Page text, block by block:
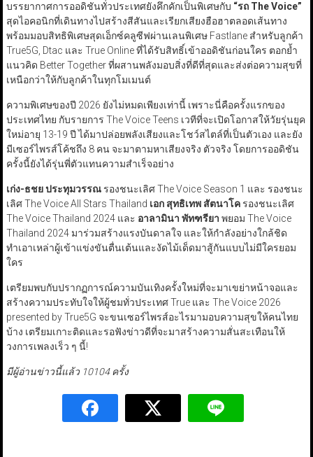
บรรยากาศการออดิชันทั่วประเทศยังคึกคักเป็นพิเศษกับ “รถ The Voice”
สุดไอคอนิกที่เดินทางไปสร้างสีสันและเรียกเสียงฮือฮาตลอดเส้นทาง
พร้อมมอบสิทธิพิเศษสุดเอ็กซ์คลูซีฟผ่านเลนพิเศษ Fastlane สำหรับลูกค้า
True5G, Dtac และ True Online ที่ได้รับสิทธิ์เข้าออดิชันก่อนใคร ตอกย้ำ
แนวคิด Better Together ที่ผสานพลังมอบสิ่งที่ดีที่สุดและส่งต่อความสุขที่
เหนือกว่าให้กับลูกค้าในทุกโมเมนต์
ความพิเศษของปี 2026 ยังไม่หมดเพียงเท่านี้ เพราะนี่คือครั้งแรกของ
ประเทศไทย กับรายการ The Voice Teens เวทีที่จะเปิดโอกาสให้วัยรุ่นยุค
ใหม่อายุ 13-19 ปี ได้มาปล่อยพลังเสียงและโชว์สไตล์ที่เป็นตัวเอง และยัง
มีเซอร์ไพรส์โค้ชถึง 8 คน จะมาตามหาเสียงจริง ตัวจริง โดยการออดิชัน
ครั้งนี้ยังได้รุ่นพี่ตัวแทนความสำเร็จอย่าง
เก่ง-ธชย ประทุมวรรณรองชนะเลิศ The Voice Season 1 และ รองชนะ
เลิศ The Voice All Stars Thailand เอก สุทธิเทพ สัตนาโครองชนะเลิศ
The Voice Thailand 2024 และ อาลามินา พัทฑรียา พยอม The Voice
Thailand 2024 มาร่วมสร้างแรงบันดาลใจ และให้กำลังอย่างใกล้ชิด
ทำเอาเหล่าผู้เข้าแข่งขันตื่นเต้นและงัดไม้เด็ดมาสู้กันแบบไม่มีใครยอม
ใคร
เตรียมพบกับปรากฏการณ์ความบันเทิงครั้งใหม่ที่จะมาเขย่าหน้าจอและ
สร้างความประทับใจให้ผู้ชมทั่วประเทศ True และ The Voice 2026
presented by True5G จะขนเซอร์ไพรส์อะไรมามอบความสุขให้คนไทย
บ้าง เตรียมเกาะติดและรอฟังข่าวดีที่จะมาสร้างความสั่นสะเทือนให้
วงการเพลงเร็ว ๆ นี้!
มีผู้อ่านข่าวนี้แล้ว 10104 ครั้ง